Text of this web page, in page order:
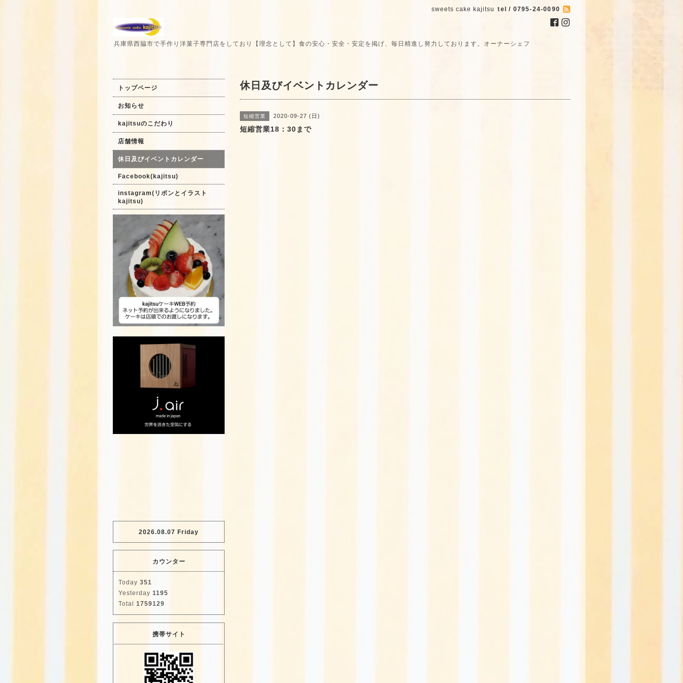
sweets cake kajitsu tel / 0795-24-0090
兵庫県西脇市で手作り洋菓子専門店をしており【理念として】食の安心・安全・安定を掲げ、毎日精進し努力しております。オーナーシェフ
休日及びイベントカレンダー
短縮営業 2020-09-27 (日)
短縮営業18：30まで
トップページ
お知らせ
kajitsuのこだわり
店舗情報
休日及びイベントカレンダー
Facebook(kajitsu)
instagram(リボンとイラスト
kajitsu)
2026.08.07 Friday
カウンター
Today 351
Yesterday 1195
Total 1759129
携帯サイト